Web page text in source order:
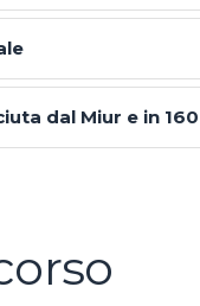
dal Miur e in